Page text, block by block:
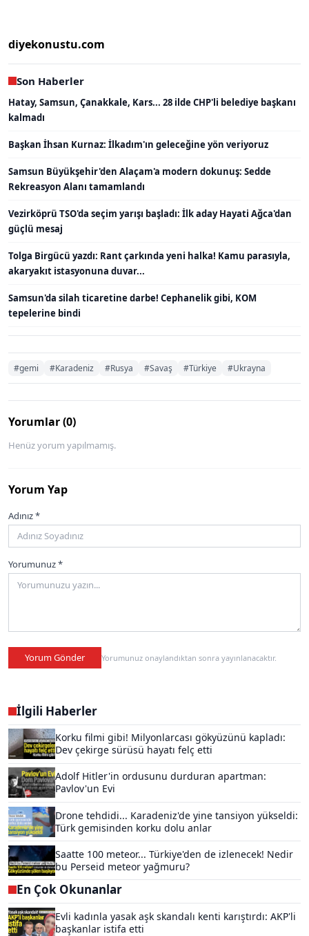
diyekonustu.com
Son Haberler
Hatay, Samsun, Çanakkale, Kars... 28 ilde CHP'li belediye başkanı
kalmadı
Başkan İhsan Kurnaz: İlkadım'ın geleceğine yön veriyoruz
Samsun Büyükşehir'den Alaçam'a modern dokunuş: Sedde
Rekreasyon Alanı tamamlandı
Vezirköprü TSO'da seçim yarışı başladı: İlk aday Hayati Ağca'dan
güçlü mesaj
Tolga Birgücü yazdı: Rant çarkında yeni halka! Kamu parasıyla,
akaryakıt istasyonuna duvar...
Samsun'da silah ticaretine darbe! Cephanelik gibi, KOM
tepelerine bindi
#gemi #Karadeniz #Rusya #Savaş #Türkiye #Ukrayna
Yorumlar (0)
Henüz yorum yapılmamış.
Yorum Yap
Adınız *
Yorumunuz *
Yorum Gönder Yorumunuz onaylandıktan sonra yayınlanacaktır.
İlgili Haberler
Korku filmi gibi! Milyonlarcası gökyüzünü kapladı:
Dev çekirge sürüsü hayatı felç etti
Adolf Hitler'in ordusunu durduran apartman:
Pavlov'un Evi
Drone tehdidi... Karadeniz'de yine tansiyon yükseldi:
Türk gemisinden korku dolu anlar
Saatte 100 meteor... Türkiye'den de izlenecek! Nedir
bu Perseid meteor yağmuru?
En Çok Okunanlar
Evli kadınla yasak aşk skandalı kenti karıştırdı: AKP'li
başkanlar istifa etti